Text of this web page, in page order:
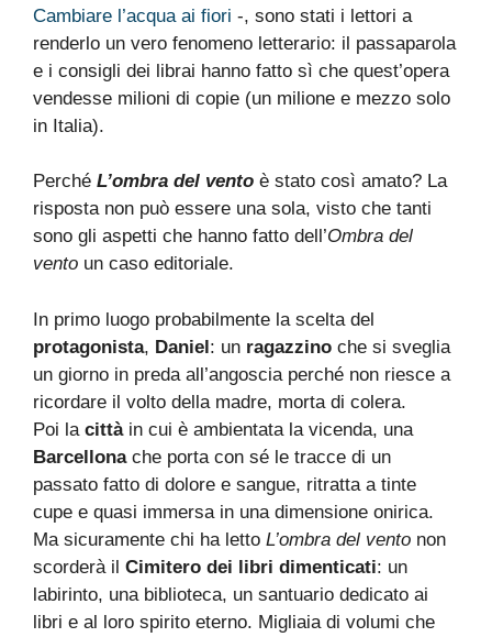
Cambiare l’acqua ai fiori -, sono stati i lettori a
renderlo un vero fenomeno letterario: il passaparola
e i consigli dei librai hanno fatto sì che quest’opera
vendesse milioni di copie (un milione e mezzo solo
in Italia).
Perché L’ombra del vento è stato così amato? La
risposta non può essere una sola, visto che tanti
sono gli aspetti che hanno fatto dell’Ombra del
vento un caso editoriale.
In primo luogo probabilmente la scelta del
protagonista, Daniel: un ragazzino che si sveglia
un giorno in preda all’angoscia perché non riesce a
ricordare il volto della madre, morta di colera.
Poi la cittàin cui è ambientata la vicenda, una
Barcellonache porta con sé le tracce di un
passato fatto di dolore e sangue, ritratta a tinte
cupe e quasi immersa in una dimensione onirica.
Ma sicuramente chi ha letto L’ombra del vento non
scorderà il Cimitero dei libri dimenticati: un
labirinto, una biblioteca, un santuario dedicato ai
libri e al loro spirito eterno. Migliaia di volumi che